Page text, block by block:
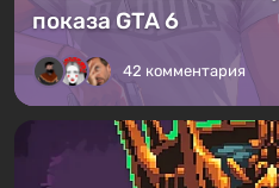
показа GTA 6
42 комментария